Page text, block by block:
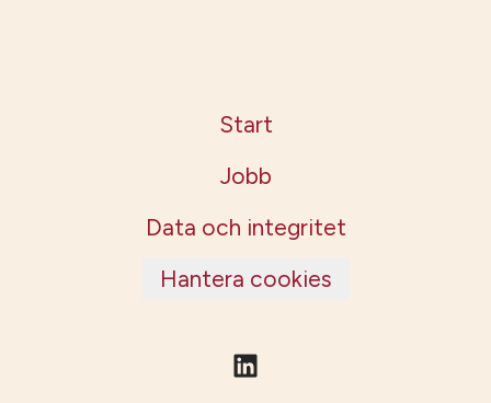
Start
Jobb
Data och integritet
Hantera cookies